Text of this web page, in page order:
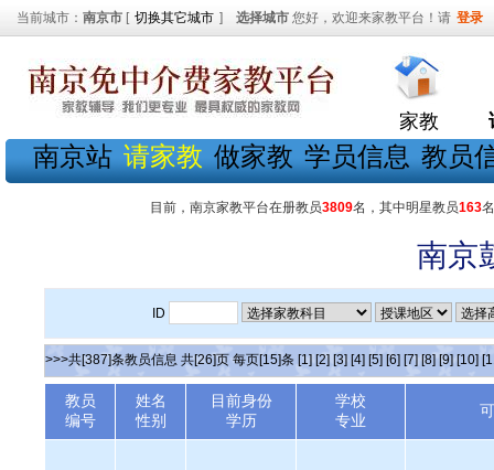
当前城市： 南京市 [ 切换其它城市 ] 选择城市 您好，欢迎来家教平台！请 登录
家教
南京站 请家教 做家教 学员信息 教员
目前，南京家教平台在册教员3809名，其中明星教员163
南京
ID
>>>共[387]条教员信息 共[26]页 每页[15]条 [1] [2] [3] [4] [5] [6] [7] [8] [9] [10]
教员
编号
姓名
性别
目前身份
学历
学校
专业